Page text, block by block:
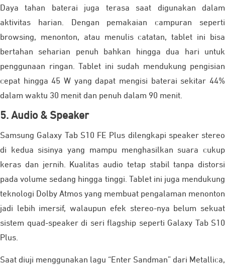
Daya tahan baterai juga terasa saat digunakan dalam
aktivitas harian. Dengan pemakaian campuran seperti
browsing, menonton, atau menulis catatan, tablet ini bisa
bertahan seharian penuh bahkan hingga dua hari untuk
penggunaan ringan. Tablet ini sudah mendukung pengisian
cepat hingga 45 W yang dapat mengisi baterai sekitar 44%
dalam waktu 30 menit dan penuh dalam 90 menit.
5. Audio & Speaker
Samsung Galaxy Tab S10 FE Plus dilengkapi speaker stereo
di kedua sisinya yang mampu menghasilkan suara cukup
keras dan jernih. Kualitas audio tetap stabil tanpa distorsi
pada volume sedang hingga tinggi. Tablet ini juga mendukung
teknologi Dolby Atmos yang membuat pengalaman menonton
jadi lebih imersif, walaupun efek stereo-nya belum sekuat
sistem quad-speaker di seri flagship seperti Galaxy Tab S10
Plus.
Saat diuji menggunakan lagu “Enter Sandman” dari Metallica,